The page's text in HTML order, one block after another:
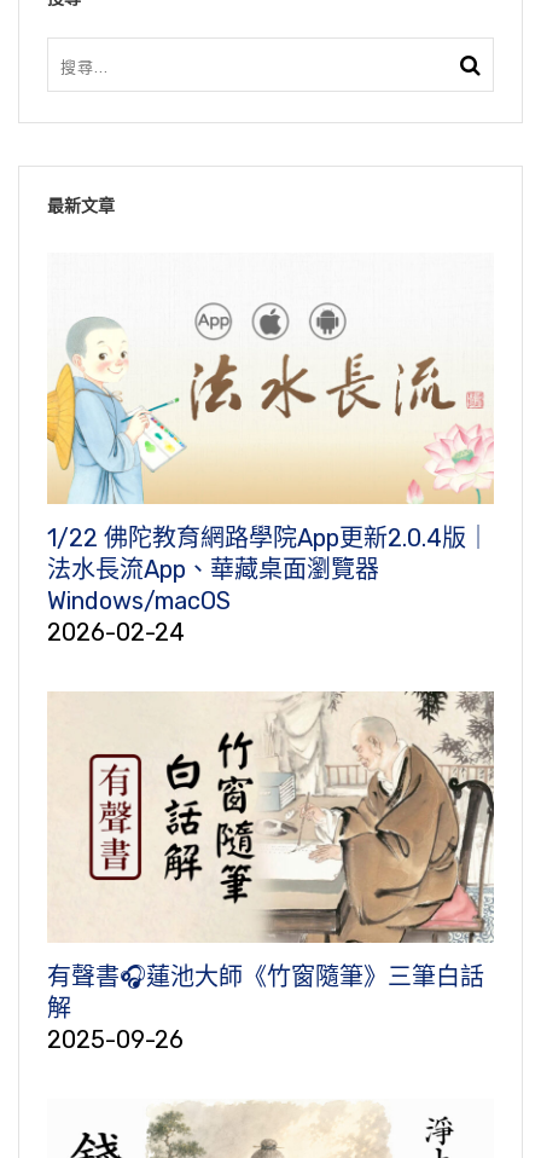
最新文章
1/22 佛陀教育網路學院App更新2.0.4版｜
法水長流App、華藏桌面瀏覽器
Windows/macOS
2026-02-24
有聲書🎧蓮池大師《竹窗隨筆》三筆白話
解
2025-09-26